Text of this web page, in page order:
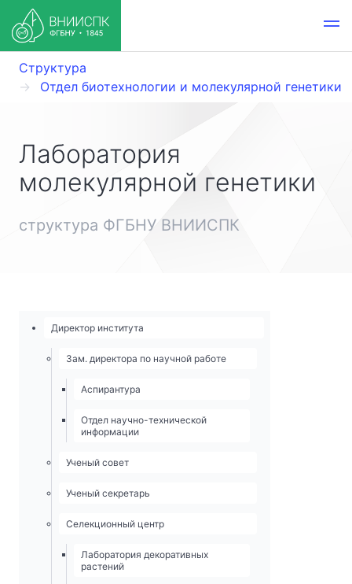
Структура
Отдел биотехнологии и молекулярной генетики
Лаборатория
молекулярной генетики
структура ФГБНУ ВНИИСПК
Директор института
Зам. директора по научной работе
Аспирантура
Отдел научно-технической
информации
Ученый совет
Ученый секретарь
Селекционный центр
Лаборатория декоративных
растений